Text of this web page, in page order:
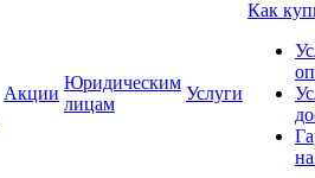
Акции
Юридическим
лицам
Услуги
Как